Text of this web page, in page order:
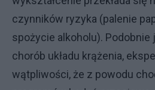
czynników ryzyka (palenie
spożycie alkoholu). Podobnie
chorób układu krążenia,
wątpliwości, że z powodu